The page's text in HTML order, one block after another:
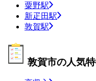
粟野駅
新疋田駅
敦賀駅
敦賀市の人気